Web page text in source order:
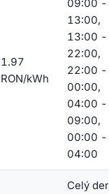
1.97
RON/kWh
09:00 -
13:00,
13:00 -
22:00,
22:00 -
00:00,
04:00 -
09:00,
00:00 -
04:00
Celý